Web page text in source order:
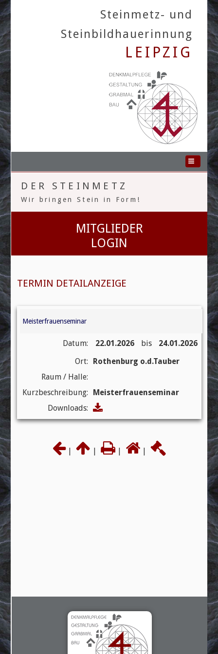
Steinmetz- und
Steinbildhauerinnung
LEIPZIG
Die Innung
Die Betriebe
Beruf & Karriere
Nachfolgebörse
Termine
Bildergalerien
Kontakt / Impressum
Datenschutz
DER STEINMETZ
Wir bringen Stein in Form!
MITGLIEDER
LOGIN
TERMIN DETAILANZEIGE
Meisterfrauenseminar
Datum: 22.01.2026 bis
24.01.2026
Ort:
Rothenburg o.d.Tauber
Raum / Halle:
Kurzbeschreibung:
Meisterfrauenseminar
Downloads:
| | | |